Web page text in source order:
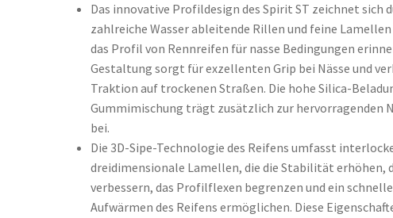
Das innovative Profildesign des Spirit ST zeichnet sich
zahlreiche Wasser ableitende Rillen und feine Lamellen
das Profil von Rennreifen für nasse Bedingungen
Gestaltung sorgt für exzellenten Grip bei Nässe und
Traktion auf trockenen Straßen. Die hohe Silica-
Gummimischung trägt zusätzlich zur hervorragenden
bei.
Die 3D-Sipe-Technologie des Reifens umfasst
dreidimensionale Lamellen, die die Stabilität erhöhen,
verbessern, das Profilflexen begrenzen und ein
Aufwärmen des Reifens ermöglichen. Diese